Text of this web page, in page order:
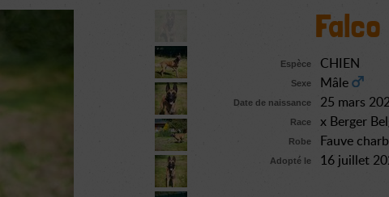
Falco
Espèce CHIEN
Sexe Mâle
Date de naissance 25 mars
Race x Berger
Robe Fauve
Adopté le 16 juillet